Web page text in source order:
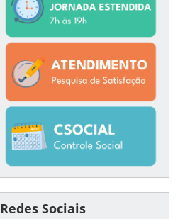
Redes Sociais